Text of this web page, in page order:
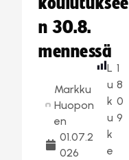
n 30.8.
mennessä
Markku
Huopon
en
01.07.2
026
L
u
k
u
k
e
1
8
0
9